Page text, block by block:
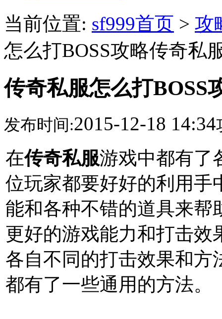
当前位置: sf999首页 > 攻
怎么打BOSS攻略传奇私
传奇私服怎么打BOSS
发布时间:2015-12-18 14:34
在传奇私服游戏中都有了
位玩家都要好好的利用手
能和各种不错的道具来帮
更好的游戏能力和打击效
各自不同的打击效果和方
都有了一些通用的方法。